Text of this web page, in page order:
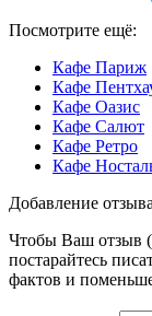
Посмотрите ещё:
Кафе Париж
Кафе
Кафе Оазис
Кафе Салют
Кафе Ретро
Кафе
Добавление
Чтобы Ваш отзыв
постарайтесь
фактов и